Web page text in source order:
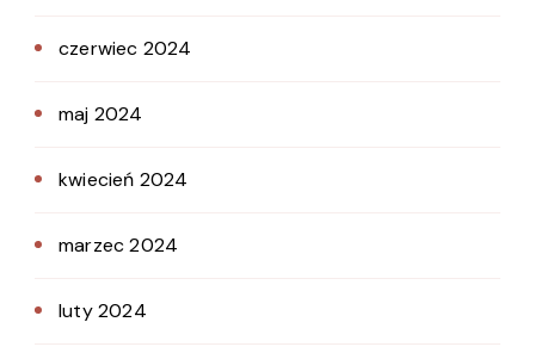
czerwiec 2024
maj 2024
kwiecień 2024
marzec 2024
luty 2024